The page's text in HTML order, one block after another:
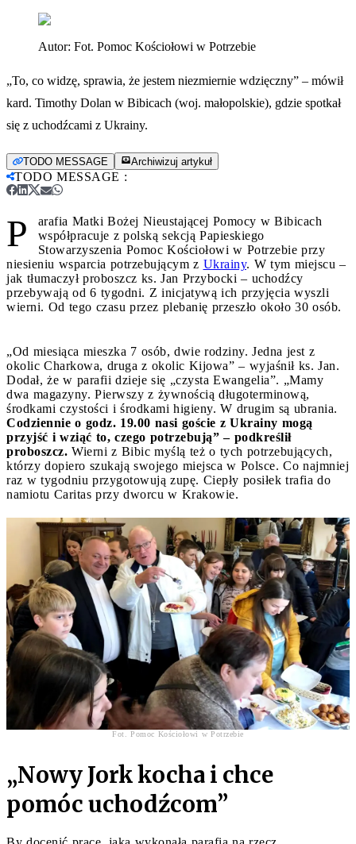
Autor: Fot. Pomoc Kościołowi w Potrzebie
„To, co widzę, sprawia, że jestem niezmiernie wdzięczny” – mówił
kard. Timothy Dolan w Bibicach (woj. małopolskie), gdzie spotkał
się z uchodźcami z Ukrainy.
TODO MESSAGE Archiwizuj artykuł
TODO MESSAGE :
P
arafia Matki Bożej Nieustającej Pomocy w Bibicach
współpracuje z polską sekcją Papieskiego
Stowarzyszenia Pomoc Kościołowi w Potrzebie przy
niesieniu wsparcia potrzebującym z Ukrainy. W tym miejscu –
jak tłumaczył proboszcz ks. Jan Przybocki – uchodźcy
przebywają od 6 tygodni. Z inicjatywą ich przyjęcia wyszli
wierni. Od tego czasu przez plebanię przeszło około 30 osób.
„Od miesiąca mieszka 7 osób, dwie rodziny. Jedna jest z
okolic Charkowa, druga z okolic Kijowa” – wyjaśnił ks. Jan.
Dodał, że w parafii dzieje się „czysta Ewangelia”. „Mamy
dwa magazyny. Pierwszy z żywnością długoterminową,
środkami czystości i środkami higieny. W drugim są ubrania.
Codziennie o godz. 19.00 nasi goście z Ukrainy mogą
przyjść i wziąć to, czego potrzebują” – podkreślił
proboszcz. Wierni z Bibic myślą też o tych potrzebujących,
którzy dopiero szukają swojego miejsca w Polsce. Co najmniej
raz w tygodniu przygotowują zupę. Ciepły posiłek trafia do
namiotu Caritas przy dworcu w Krakowie.
Fot. Pomoc Kościołowi w Potrzebie
„Nowy Jork kocha i chce
pomóc uchodźcom”